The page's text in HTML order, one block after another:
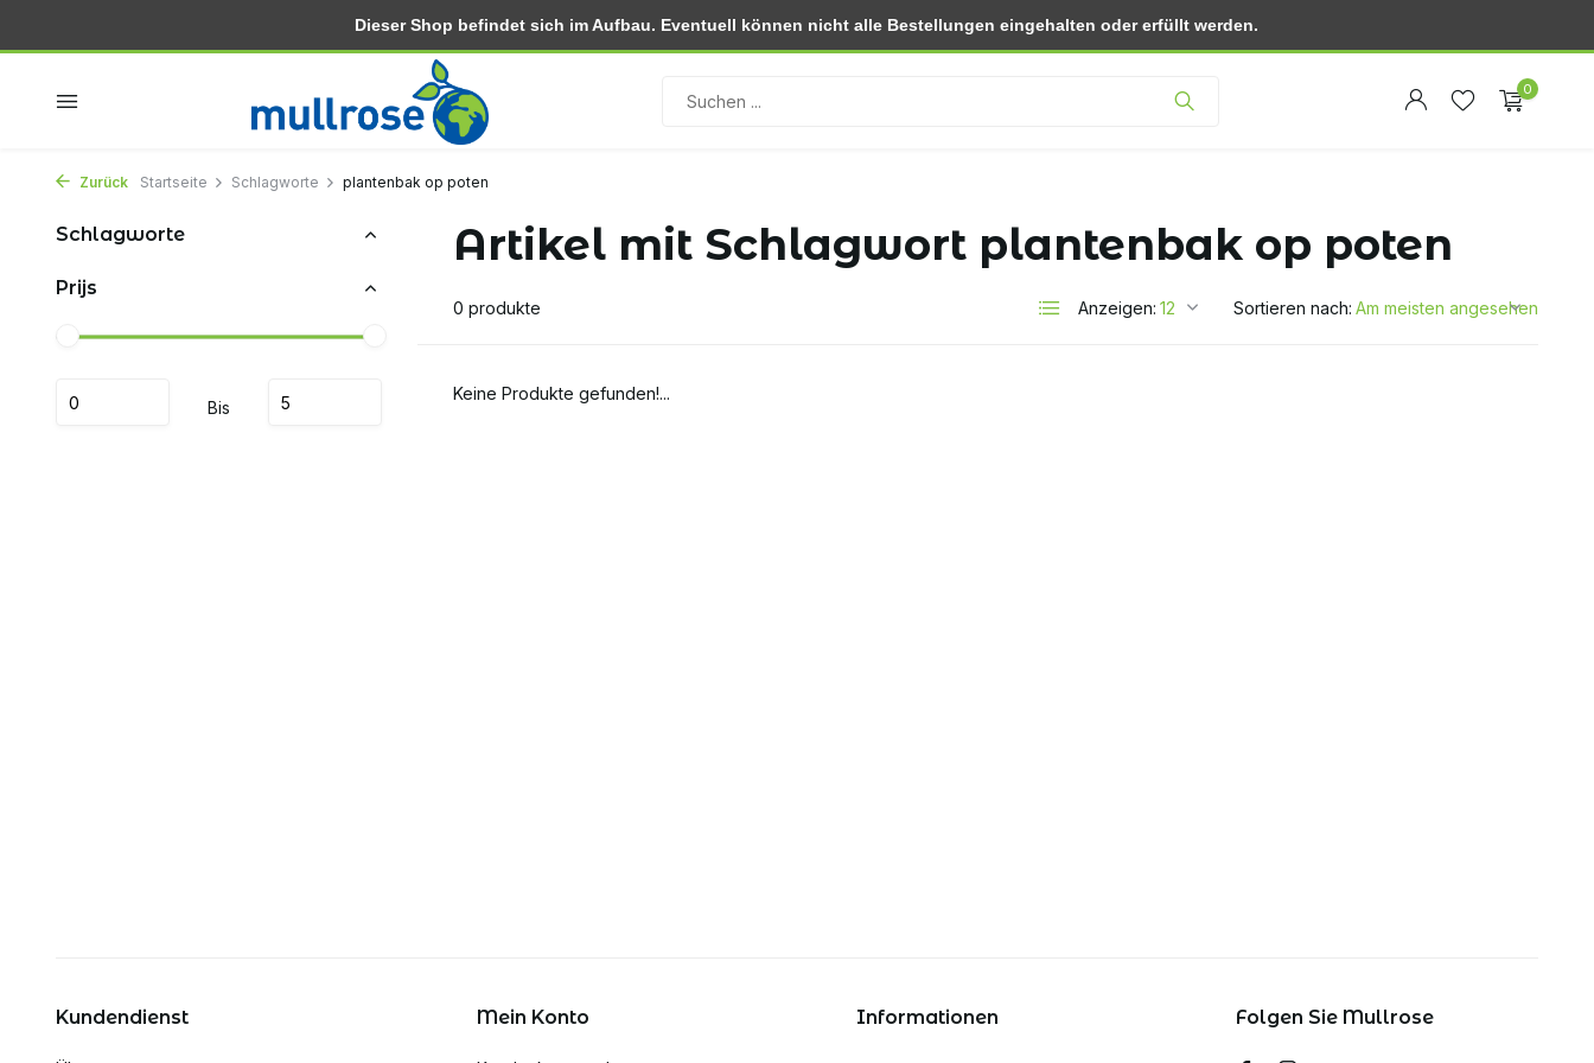
Kostenlose lieferung ab 30.- (NL) Rückgabe innerhalb von 30 Tagen
0
Zurück Startseite Schlagworte plantenbak op poten
Schlagworte
Prijs
Bis
Artikel mit Schlagwort plantenbak op poten
0 produkte Anzeigen: Sortieren nach:
Keine Produkte gefunden!...
Kundendienst Mein Konto Informationen Folgen Sie Mullrose
Dieser Shop befindet sich im Aufbau. Eventuell können nicht alle Bestellungen eingehalten oder erfüllt werden.